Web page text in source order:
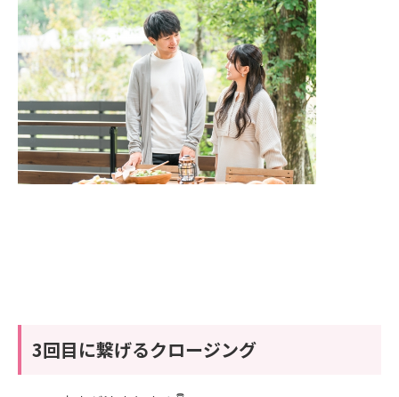
3回目に繋げるクロージング